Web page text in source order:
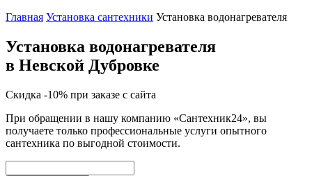
Главная Установка сантехники Установка водонагревателя
Установка водонагревателя
в Невской Дубровке
Скидка -10% при заказе с сайта
При обращении в нашу компанию «Сантехник24», вы
получаете только профессиональные услуги опытного
сантехника по выгодной стоимости.